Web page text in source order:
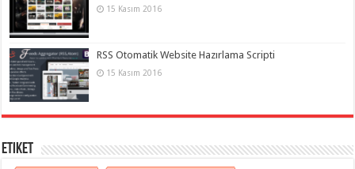
15 Kasım 2016
RSS Otomatik Website Hazırlama Scripti
15 Kasım 2016
Etiket